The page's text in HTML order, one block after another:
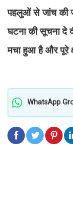
पहलुओं से जांच की
घटना की सूचना दे
मचा हुआ है और पूरे
WhatsApp